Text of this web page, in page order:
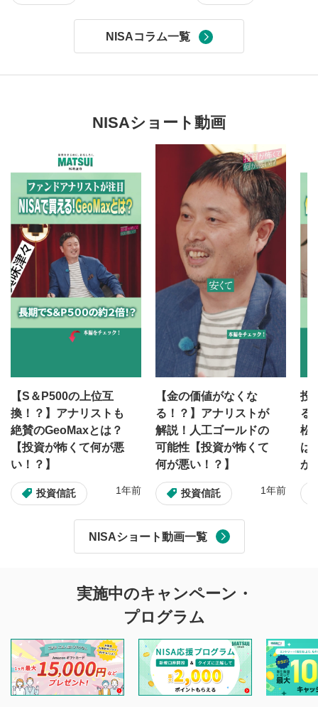
NISAコラム一覧
NISAショート動画
【S＆P500の上位互
換！？】アナリストも
絶賛のGeoMaxとは？
【投資が怖くて何が悪
い！？】
投資信託 1年前
【金の価値がなくな
る！？】アナリストが
解説！人工ゴールドの
可能性【投資が怖くて
何が悪い！？】
投資信託 1年前
投
る
松
は
が
NISAショート動画一覧
実施中のキャンペーン・
プログラム